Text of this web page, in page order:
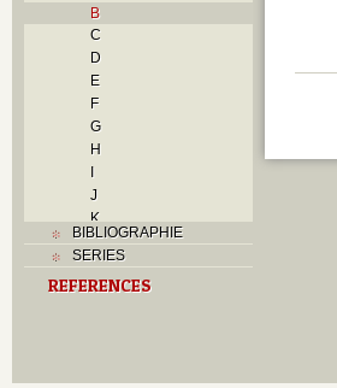
B
C
D
E
F
G
H
I
J
K
L
M
N
BIBLIOGRAPHIE
SERIES
REFERENCES